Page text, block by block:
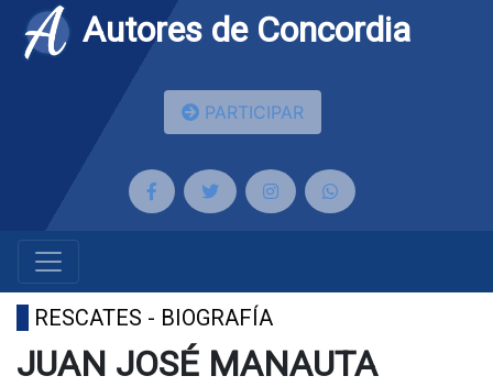
Autores de Concordia
PARTICIPAR
RESCATES - BIOGRAFÍA
JUAN JOSÉ MANAUTA